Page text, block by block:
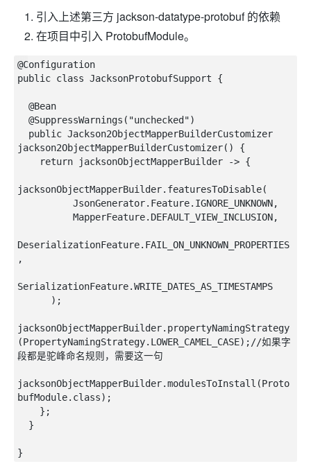
引入上述第三方 jackson-datatype-protobuf 的依赖
在项目中引入 ProtobufModule。
@Configuration
public class JacksonProtobufSupport {
  @Bean
  @SuppressWarnings("unchecked")
jackson2ObjectMapperBuilderCustomizer() {
jacksonObjectMapperBuilder.featuresToDisable(
          JsonGenerator.Feature.IGNORE_UNKNOWN,
          MapperFeature.DEFAULT_VIEW_INCLUSION,
DeserializationFeature.FAIL_ON_UNKNOWN_PROPERTIES
,
SerializationFeature.WRITE_DATES_AS_TIMESTAMPS
jacksonObjectMapperBuilder.propertyNamingStrategy
(PropertyNamingStrategy.LOWER_CAMEL_CASE);//如果字
段都是驼峰命名规则，需要这一句
jacksonObjectMapperBuilder.modulesToInstall(Proto
bufModule.class);